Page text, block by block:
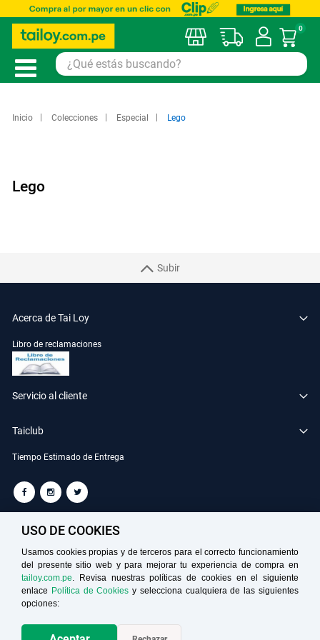
Mi
0
Inicio Colecciones Especial Lego
Lego
Subir
Acerca de Tai Loy
Libro de reclamaciones
Servicio al cliente
Taiclub
Tiempo Estimado de Entrega
TAILOY S.A. RUC: 20100049181
Medios de Pago
USO DE COOKIES
Usamos cookies propias y de terceros para el correcto funcionamiento
del presente sitio web y para mejorar tu experiencia de compra en
tailoy.com.pe. Revisa nuestras políticas de cookies en el siguiente
enlace Política de Cookies y selecciona cualquiera de las siguientes
opciones: